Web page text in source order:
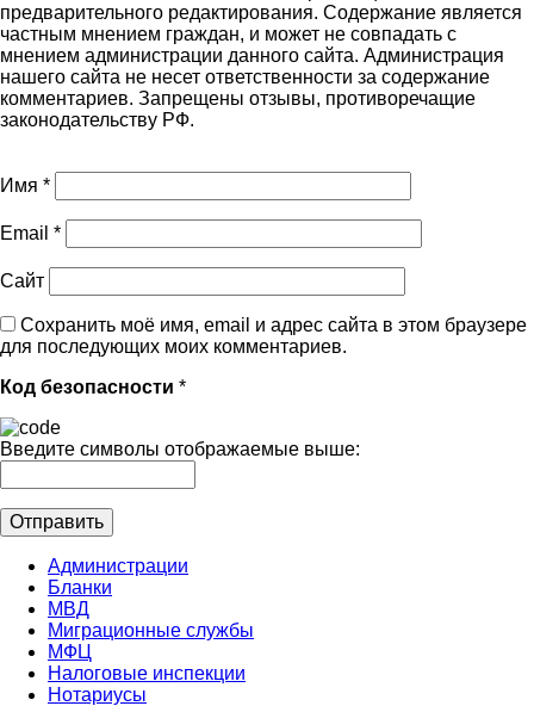
предварительного редактирования. Содержание является
частным мнением граждан, и может не совпадать с
мнением администрации данного сайта. Администрация
нашего сайта не несет ответственности за содержание
комментариев. Запрещены отзывы, противоречащие
законодательству РФ.
Имя *
Email *
Сайт
Сохранить моё имя, email и адрес сайта в этом браузере
для последующих моих комментариев.
Код безопасности *
Введите символы отображаемые выше:
Администрации
Бланки
МВД
Миграционные службы
МФЦ
Налоговые инспекции
Нотариусы